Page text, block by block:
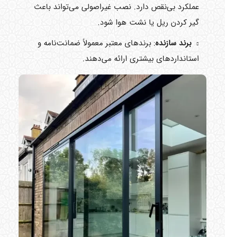
عملکرد بی‌نقص دارد. نصب غیراصولی می‌تواند باعث
گیر کردن ریل یا نشت هوا شود.
برند سازنده: برندهای معتبر معمولاً ضمانت‌نامه و
استانداردهای بیشتری ارائه می‌دهند.